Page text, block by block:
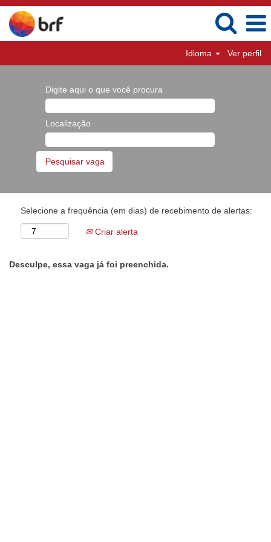
Idioma Ver perfil
Digite aqui o que você procura
Localização
Selecione a frequência (em dias) de recebimento de alertas:
Criar alerta
Desculpe, essa vaga já foi preenchida.